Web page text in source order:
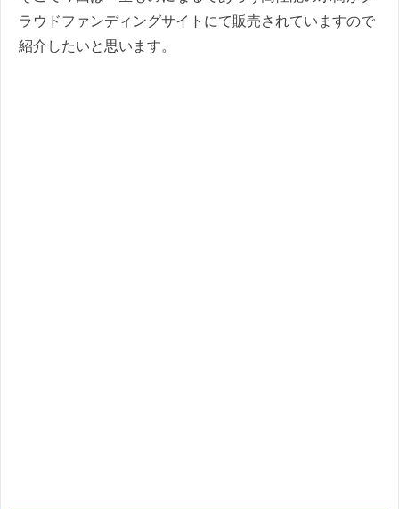
ラウドファンディングサイトにて販売されていますので
紹介したいと思います。